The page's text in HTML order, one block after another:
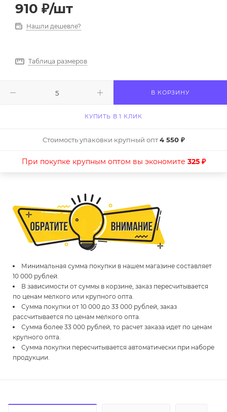
910 ₽/шт
Нашли дешевле?
Таблица размеров
В КОРЗИНУ
КУПИТЬ В 1 КЛИК
Стоимость упаковки крупный опт4 550 ₽
При покупке крупным оптом вы экономите 325 ₽
Минимальная сумма покупки в нашем магазине составляет
10 000 рублей.
В зависимости от суммы в корзине, заказ пересчитывается
по ценам мелкого или крупного опта.
Сумма покупки от 10 000 до 33 000 рублей, заказ
рассчитывается по ценам мелкого опта.
Сумма более 33 000 рублей, то расчет заказа идет по ценам
крупного опта.
Сумма покупки пересчитывается автоматически при наборе
продукции.